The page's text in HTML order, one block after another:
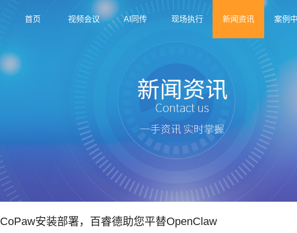
首页 视频会议 AI同传 现场执行 新闻资讯 案例
CoPaw安装部署，百睿德助您平替OpenClaw